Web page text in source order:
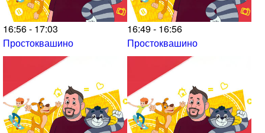
16:56 - 17:03
Простоквашино
16:49 - 16:56
Простоквашино